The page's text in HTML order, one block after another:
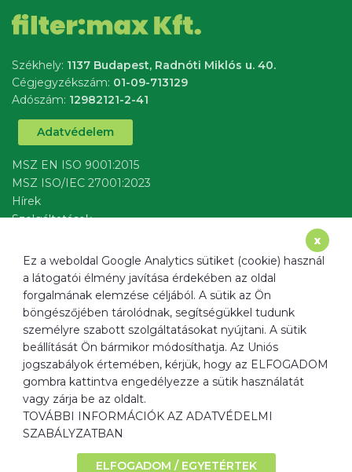
x
Ez a weboldal Google Analytics sütiket (cookie) használ
a látogatói élmény javítása érdekében az oldal
forgalmának elemzése céljából. A sütik az Ön
böngészőjében tárolódnak, segítségükkel tudunk
személyre szabott szolgáltatásokat nyújtani. A sütik
beállítását Ön bármikor módosíthatja. Az Uniós
jogszabályok értemében, kérjük, hogy az ELFOGADOM
gombra kattintva engedélyezze a sütik használatát
vagy zárja be az oldalt.
TOVÁBBI INFORMÁCIÓK AZ ADATVÉDELMI
SZABÁLYZATBAN
ELFOGADOM / EGYETÉRTEK
Székhely: 1137 Budapest, Radnóti Miklós u. 40.
Cégjegyzékszám: 01-09-713129
Adószám: 12982121-2-41
Adatvédelem
MSZ EN ISO 9001:2015
MSZ ISO/IEC 27001:2023
Hírek
Szolgáltatások
Cím
1137 Budapest, Radnóti Miklós u. 40.
Email
info@ﬁltermax.hu
Telefon
+36 20 520 0967
Weboldal
www.ﬁltermax.hu
© 2026 • filter:max Kft.Minden jog fenntartva.